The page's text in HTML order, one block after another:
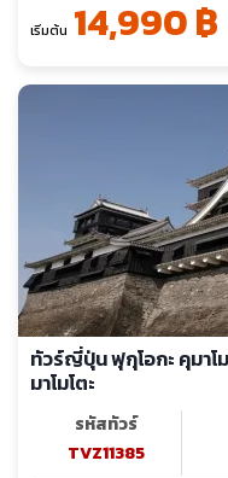
เริ่มต้น 14,990 ฿
ทัวร์ญี่ปุ่น ฟุกุโอกะ คุมาโ
มาโมโตะ
รหัสทัวร์
TVZ11385